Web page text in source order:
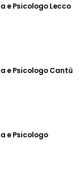
e Psicologo Lecco
e Psicologo Cantù
e Psicologo